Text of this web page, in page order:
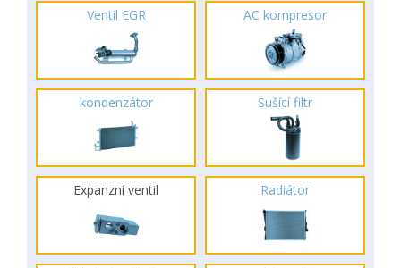
Ventil EGR AC kompresor
kondenzátor Sušící filtr
Expanzní ventil Radiátor